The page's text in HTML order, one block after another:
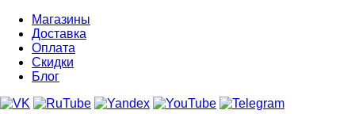
Магазины
Доставка
Оплата
Скидки
Блог